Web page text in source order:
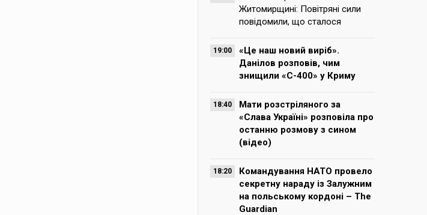
Житомирщині: Повітряні сили
повідомили, що сталося
19:00
«Це наш новий виріб».
Данілов розповів, чим
знищили «С-400» у Криму
18:40
Мати розстріляного за
«Слава Україні» розповіла про
останню розмову з сином
(відео)
18:20
Командування НАТО провело
секретну нараду із Залужним
на польському кордоні – The
Guardian